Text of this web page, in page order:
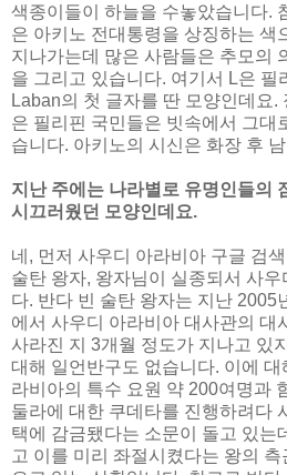
색종이들이 하늘을 수놓았습니다.
은 아키노 전대통령을 상징하는 색
지나가는데 많은 사람들은 추모의
을 그리고 있습니다. 여기서 L은 필
Laban의 첫 글자를 딴 모양인데요.
은 필리핀 국민들은 빗속에서 그대
습니다. 아키노의 시신은 화장 후
지난 주에는 나라별로 유명인들의
시끄러웠던 모양인데요.
네, 먼저 사우디 아라비아 구글 검
술탄 왕자, 왕자님이 실종되서 사우
다. 반다 빈 술탄 왕자는 지난 2005
에서 사우디 아라비아 대사관의 대
사라진 지 3개월 정도가 지나고 있
대해 일언반구도 없습니다. 이에
라비아의 특수 요원 약 200여명과
둘라에 대한 쿠데타를 진행하려다
택에 감금됐다는 소문이 돌고 있는
고 이를 미리 좌절시켰다는 왕의